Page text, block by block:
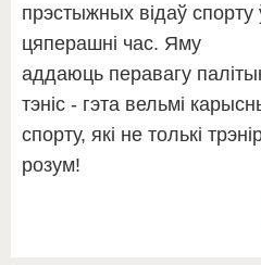
прэстыжных відаў спорту
цяперашні час. Яму
аддаюць перавагу
тэніс - гэта вельмі
спорту, які не толькі
розум!